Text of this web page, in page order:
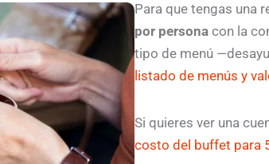
Para que tengas una
por persona con la
tipo de menú
listado de menús y
Si quieres ver una
costo del buffet para